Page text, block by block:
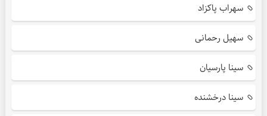
سهراب پاکزاد
سهیل رحمانی
سینا پارسیان
سینا درخشنده